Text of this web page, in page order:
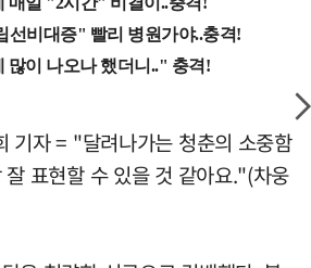
기자 = "달려나가는 청춘의 소중함
표현할 수 있을 것 같아요."(차웅